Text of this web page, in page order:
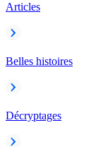
Articles
Belles histoires
Décryptages